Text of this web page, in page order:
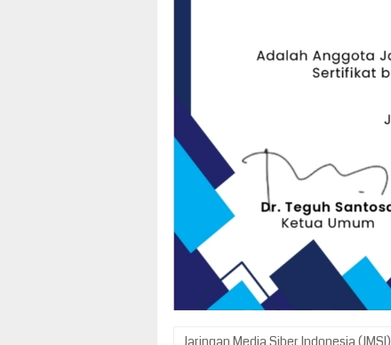
Jaringan Media Siber Indonesia (JMSI)